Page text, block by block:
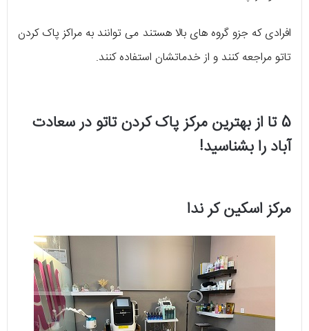
افرادی که جزو گروه های بالا هستند می توانند به مراکز پاک کردن
تاتو مراجعه کنند و از خدماتشان استفاده کنند.
5 تا از بهترین مرکز پاک کردن تاتو در سعادت
آباد را بشناسید!
مرکز اسکین کر ندا